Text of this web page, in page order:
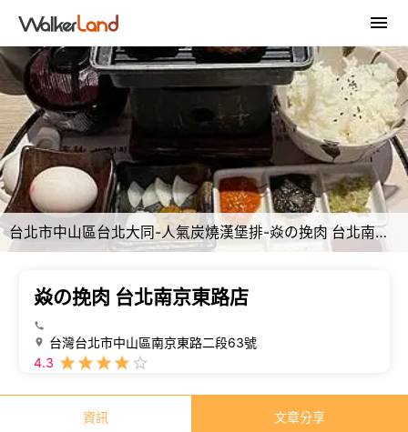
台北市中山區台北大同-人氣炭燒漢堡排-焱の挽肉 台北南京東路店
焱の挽肉 台北南京東路店
台灣台北市中山區南京東路二段63號
4.3
資訊 文章分享